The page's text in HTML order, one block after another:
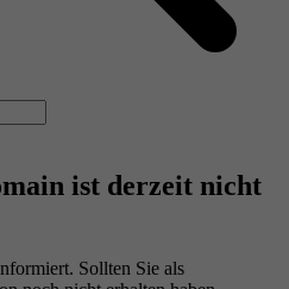
ist derzeit nicht
Sollten Sie als